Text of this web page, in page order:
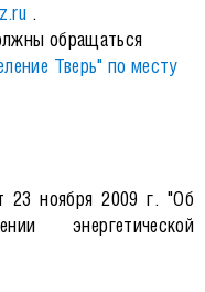
.
обращаться
Тверь" по месту
ноября 2009 г. "Об
энергетической